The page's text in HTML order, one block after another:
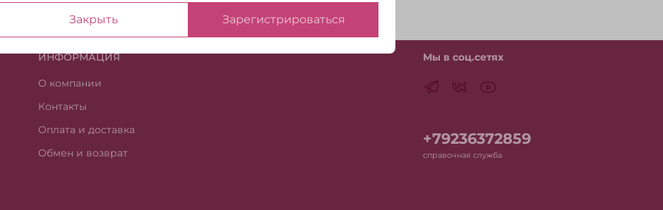
ИНФОРМАЦИЯ
О компании
Контакты
Оплата и доставка
Обмен и возврат
Мы в соц.сетях
+79236372859
справочная служба
Закрыть Зарегистрироваться